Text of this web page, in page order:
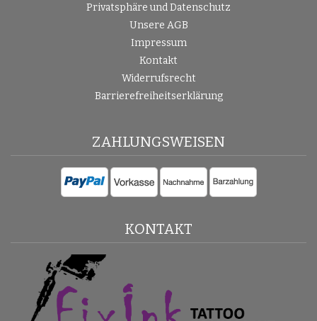
Privatsphäre und Datenschutz
Unsere AGB
Impressum
Kontakt
Widerrufsrecht
Barrierefreiheitserklärung
ZAHLUNGSWEISEN
KONTAKT